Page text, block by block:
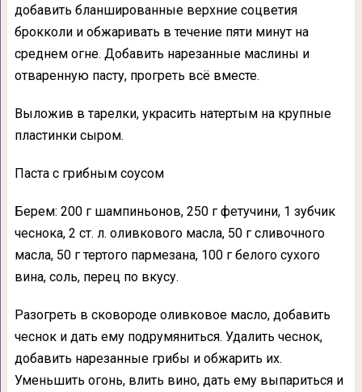
добавить бланшированные верхние соцветия
брокколи и обжаривать в течение пяти минут на
среднем огне. Добавить нарезанные маслины и
отваренную пасту, прогреть всё вместе.
Выложив в тарелки, украсить натертым на крупные
пластинки сыром.
Паста с грибным соусом
Берем: 200 г шампиньонов, 250 г фетучини, 1 зубчик
чеснока, 2 ст. л. оливкового масла, 50 г сливочного
масла, 50 г тертого пармезана, 100 г белого сухого
вина, соль, перец по вкусу.
Разогреть в сковороде оливковое масло, добавить
чеснок и дать ему подрумяниться. Удалить чеснок,
добавить нарезанные грибы и обжарить их.
Уменьшить огонь, влить вино, дать ему выпариться и